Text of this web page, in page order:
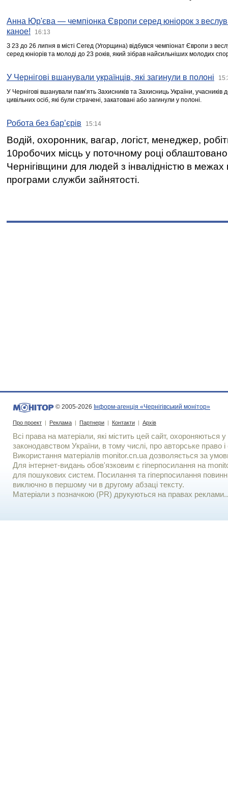
Анна Юр'єва — чемпіонка Європи серед юніорок з
каное!
16:13
З 23 до 26 липня в місті Сегед (Угорщина) відбувся чемпіонат Європи з
серед юніорів та молоді до 23 років, який зібрав найсильніших молодих
У Чернігові вшанували українців, які загинули в полоні
У Чернігові вшанували пам’ять Захисників та Захисниць України,
цивільних осіб, які були страчені, закатовані або загинули у полоні.
Робота без бар’єрів 15:14
Водій, охоронник, вагар, логіст, менеджер,
10робочих місць у поточному році
Чернігівщини для людей з інвалідністю в межах
програми служби зайнятості.
© 2005-2026 Інформ-агенція «Чернігівський монітор»
Про проект | Реклама | Партнери | Контакти | Архів
Всі права на матеріали, які містить цей сайт, охороняються у
законодавством України, в тому числі, про авторське право і
Використання матерiалiв monitor.cn.ua дозволяється за
Для iнтернет-видань обов'язковим є гiперпосилання на
для пошукових систем. Посилання та гіперпосилання
виключно в першому чи в другому абзаці тексту.
Матеріали з позначкою (PR) друкуються на правах реклами..